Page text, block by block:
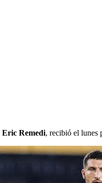
Eric Remedi, recibió el lunes